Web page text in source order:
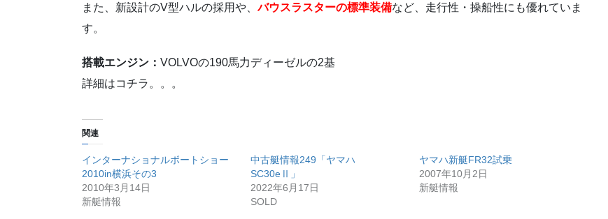
また、新設計のV型ハルの採用や、バウスラスターの標準装備など、走行性・操船性にも優れていま
す。
搭載エンジン： VOLVOの190馬力ディーゼルの2基
詳細はコチラ。。。
関連
インターナショナルボートショー
2010in横浜その3
2010年3月14日
新艇情報
中古艇情報249「ヤマハ
SC30eⅡ」
2022年6月17日
SOLD
ヤマハ新艇FR32試乗
2007年10月2日
新艇情報